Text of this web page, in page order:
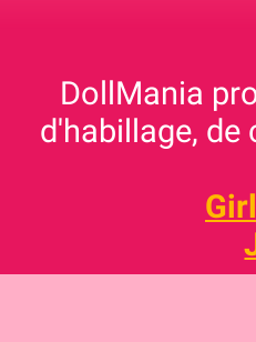
DollMania
d'habillage, de